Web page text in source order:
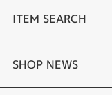
ITEM SEARCH
婚約指輪
SHOP NEWS